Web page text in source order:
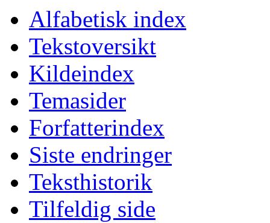
Alfabetisk index
Tekstoversikt
Kildeindex
Temasider
Forfatterindex
Siste endringer
Teksthistorik
Tilfeldig side